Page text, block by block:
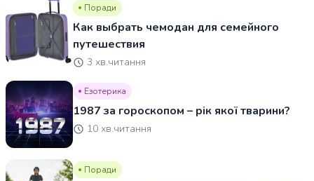
Поради
Как выбрать чемодан для семейного
путешествия
3 хв.читання
Езотерика
1987 за гороскопом – рік якої тварини?
10 хв.читання
Поради